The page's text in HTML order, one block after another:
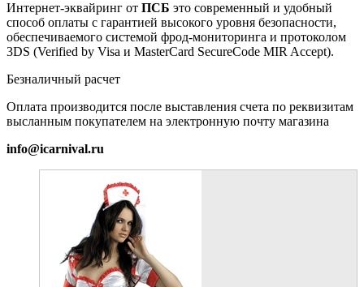
Интернет-эквайринг от ПСБ это современный и удобный
способ оплаты с гарантией высокого уровня безопасности,
обеспечиваемого системой фрод-мониторинга и протоколом
3DS (Verified by Visa и MasterCard SecureCode MIR Accept).
Безналичный расчет
Оплата производится после выставления счета по реквизитам
высланным покупателем на электронную почту магазина
info@icarnival.ru